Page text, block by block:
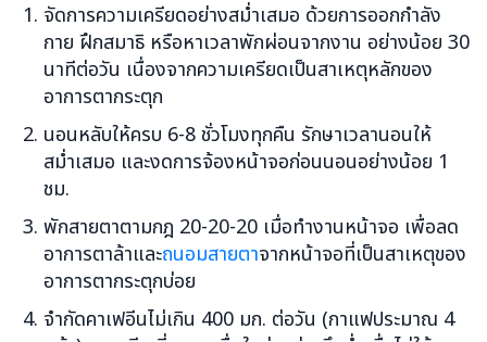
จัดการความเครียดอย่างสม่ำเสมอ ด้วยการออกกำลัง
กาย ฝึกสมาธิ หรือหาเวลาพักผ่อนจากงาน อย่างน้อย 30
นาทีต่อวัน เนื่องจากความเครียดเป็นสาเหตุหลักของ
อาการตากระตุก
นอนหลับให้ครบ 6-8 ชั่วโมงทุกคืน รักษาเวลานอนให้
สม่ำเสมอ และงดการจ้องหน้าจอก่อนนอนอย่างน้อย 1
ชม.
พักสายตาตามกฎ 20-20-20 เมื่อทำงานหน้าจอ เพื่อลด
อาการตาล้าและถนอมสายตาจากหน้าจอที่เป็นสาเหตุของ
อาการตากระตุกบ่อย
จำกัดคาเฟอีนไม่เกิน 400 มก. ต่อวัน (กาแฟประมาณ 4